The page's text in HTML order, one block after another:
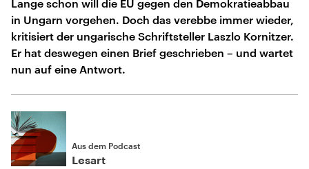
Lange schon will die EU gegen den Demokratieabbau
in Ungarn vorgehen. Doch das verebbe immer wieder,
kritisiert der ungarische Schriftsteller Laszlo Kornitzer.
Er hat deswegen einen Brief geschrieben – und wartet
nun auf eine Antwort.
Aus dem Podcast
Lesart